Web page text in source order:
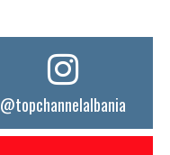
@topchannelalbania